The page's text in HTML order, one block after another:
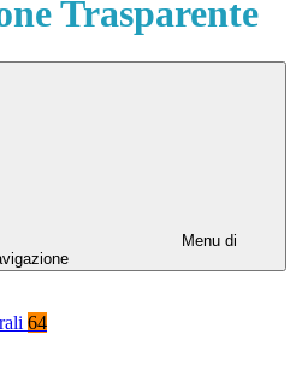
Trasparente
Menu di
64